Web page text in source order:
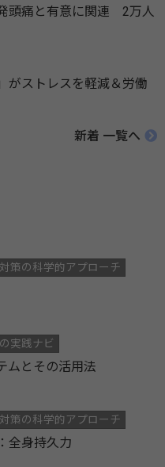
頭痛と有意に関連 2万人
がストレスを軽減＆労働
新着 一覧へ
対策の科学的アプローチ
実践ナビ
ムとその活用法
対策の科学的アプローチ
全身持久力